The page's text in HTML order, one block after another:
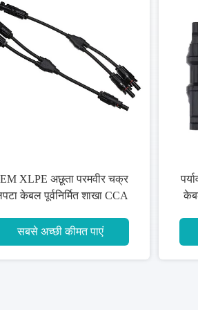
पर्यावरण के अनुकूल पूर्वनिर्मित शाखा
केबल 630 मिमी 2/95 मिमी 2 उच्च
सबसे अच्छी कीमत पाएं